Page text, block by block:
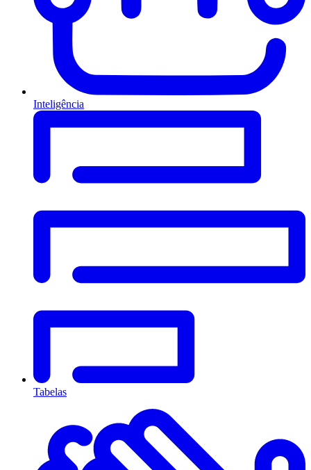
Inteligência
Tabelas